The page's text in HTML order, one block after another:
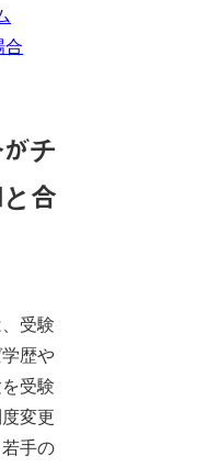
合
チ
合
受験
歴や
受験
変更
手の